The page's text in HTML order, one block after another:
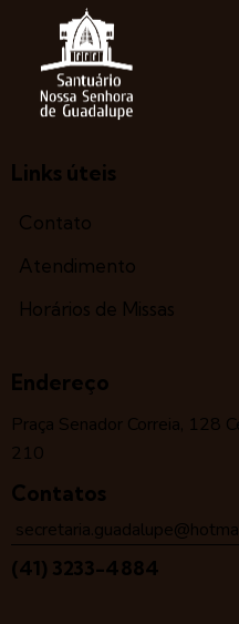
Links úteis
Contato
Atendimento
Horários de Missas
Endereço
Praça Senador Correia, 128
210
Contatos
(41) 3233-4884